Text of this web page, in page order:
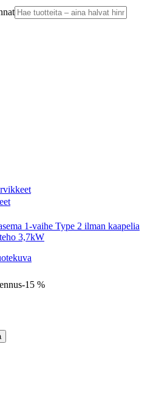
1-vaihe Type 2 ilman kaapelia
3,7kW
-15 %